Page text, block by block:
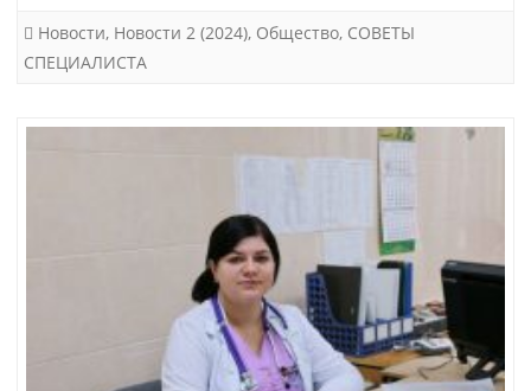
Новости, Новости 2 (2024), Общество, СОВЕТЫ
СПЕЦИАЛИСТА